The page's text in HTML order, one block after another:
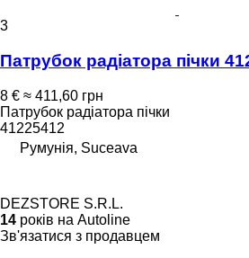
3
Патрубок радіатора пічки
8 € ≈ 411,60 грн
Патрубок радіатора пічки
41225412
Румунія, Suceava
DEZSTORE S.R.L.
14 років на Autoline
Зв'язатися з продавцем